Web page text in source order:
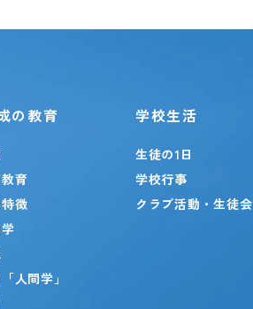
の教育
育
徴
人間学」
学校生活
生徒の1日
学校行事
クラブ活動・生徒会